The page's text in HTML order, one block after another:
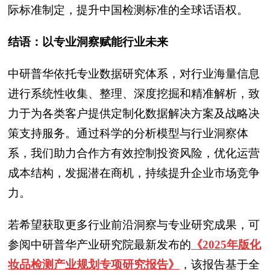
际标准制定，提升中国检测标准的全球话语权。
结语：以专业洞察赋能行业未来
中研普华依托专业数据研究体系，对行业海量信息
进行系统性收集、整理、深度挖掘和精准解析，致
力于为各类客户提供定制化数据解决方案及战略决
策支持服务。通过科学的分析模型与行业洞察体
系，我们助力合作方有效控制投资风险，优化运营
成本结构，发掘潜在商机，持续提升企业市场竞争
力。
若希望获取更多行业前沿洞察与专业研究成果，可
参阅中研普华产业研究院最新发布的 《2025年版化
妆品检测产业规划专项研究报告》
，该报告基于全